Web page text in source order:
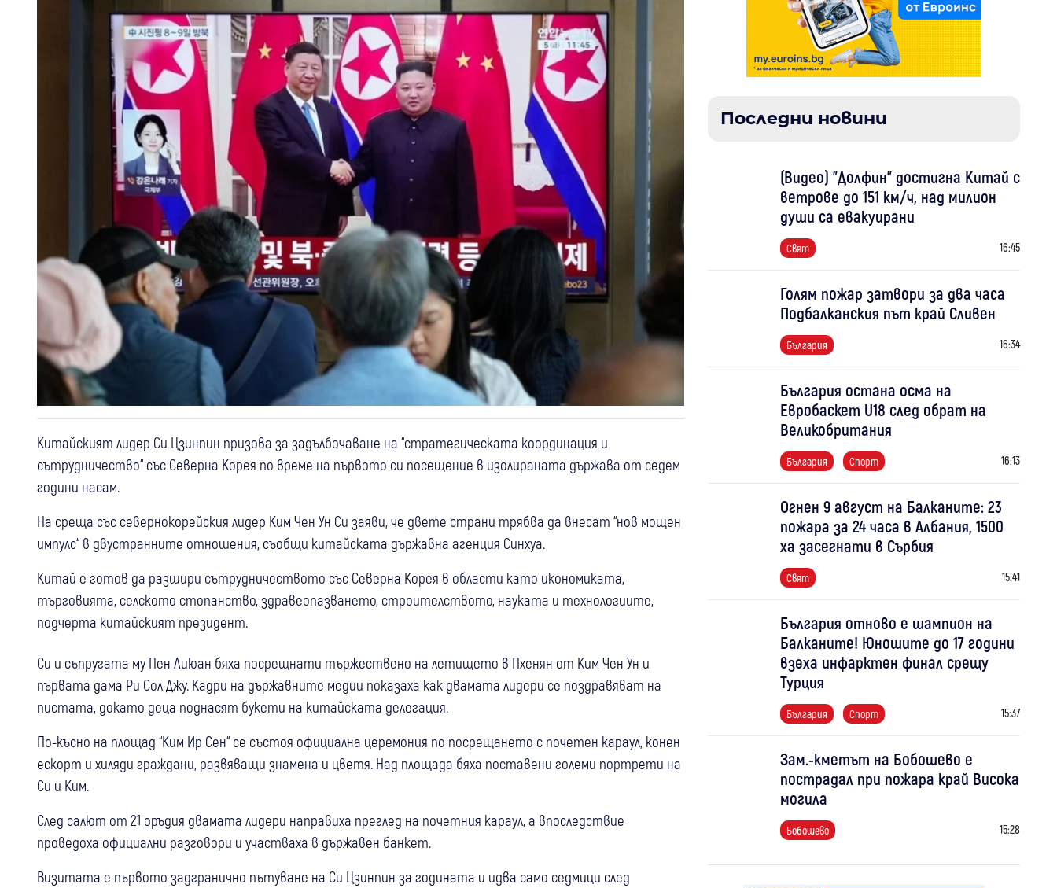
Китайският лидер Си Цзинпин призова за задълбочаване на “стратегическата координация и
сътрудничество“ със Северна Корея по време на първото си посещение в изолираната държава от седем
години насам.
На среща със севернокорейския лидер Ким Чен Ун Си заяви, че двете страни трябва да внесат “нов мощен
импулс“ в двустранните отношения, съобщи китайската държавна агенция Синхуа.
Китай е готов да разшири сътрудничеството със Северна Корея в области като икономиката,
търговията, селското стопанство, здравеопазването, строителството, науката и технологиите,
подчерта китайският президент.
Си и съпругата му Пен Лиюан бяха посрещнати тържествено на летището в Пхенян от Ким Чен Ун и
първата дама Ри Сол Джу. Кадри на държавните медии показаха как двамата лидери се поздравяват на
пистата, докато деца поднасят букети на китайската делегация.
По-късно на площад “Ким Ир Сен“ се състоя официална церемония по посрещането с почетен караул, конен
ескорт и хиляди граждани, развяващи знамена и цветя. Над площада бяха поставени големи портрети на
Си и Ким.
След салют от 21 оръдия двамата лидери направиха преглед на почетния караул, а впоследствие
проведоха официални разговори и участваха в държавен банкет.
Визитата е първото задгранично пътуване на Си Цзинпин за годината и идва само седмици след
Последни новини
(Видео) "Долфин" достигна Китай с
ветрове до 151 км/ч, над милион
души са евакуирани
Свят 16:45
Голям пожар затвори за два часа
Подбалканския път край Сливен
България 16:34
България остана осма на
Евробаскет U18 след обрат на
Великобритания
България Спорт 16:13
Огнен 9 август на Балканите: 23
пожара за 24 часа в Албания, 1500
ха засегнати в Сърбия
Свят 15:41
България отново е шампион на
Балканите! Юношите до 17 години
взеха инфарктен финал срещу
Турция
България Спорт 15:37
Зам.-кметът на Бобошево е
пострадал при пожара край Висока
могила
Бобошево 15:28